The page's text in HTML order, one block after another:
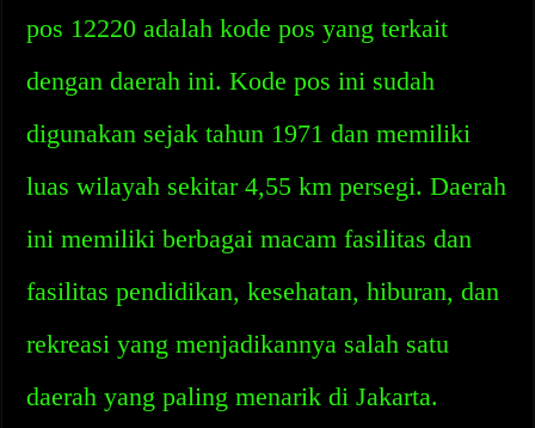
pos 12220 adalah kode pos yang terkait
dengan daerah ini. Kode pos ini sudah
digunakan sejak tahun 1971 dan memiliki
luas wilayah sekitar 4,55 km persegi. Daerah
ini memiliki berbagai macam fasilitas dan
fasilitas pendidikan, kesehatan, hiburan, dan
rekreasi yang menjadikannya salah satu
daerah yang paling menarik di Jakarta.